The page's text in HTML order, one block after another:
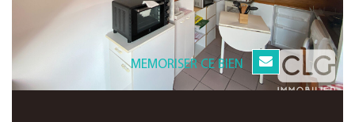
MEMORISER CE BIEN